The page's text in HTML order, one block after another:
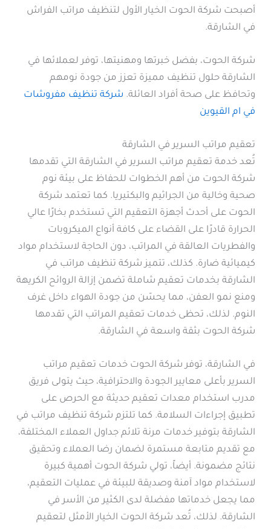
أصبحت شركة الحوت الخيار الأول لتنظيف مراتب الفراش
في الشارقة.
شركة الحوت، بفضل خبرتها ومهنيتها، توفر لعملائها في
الشارقة حلول تنظيف مميزة تعزز من جودة نومهم
وتحافظ على صحة أفراد العائلة. شركة تنظيف مفروشات
في ام القيوين
تعقيم مراتب السرير في الشارقة
تُعد خدمة تعقيم مراتب السرير في الشارقة التي تقدمها
شركة الحوت من أهم الخطوات للحفاظ على بيئة نوم
صحية وخالية من الجراثيم والبكتيريا. كما تعتمد شركة
الحوت على أحدث أجهزة التعقيم التي تستخدم بخارًا عالي
الحرارة قادرًا على القضاء على كافة أنواع الميكروبات
والفطريات العالقة في المراتب، دون الحاجة لاستخدام مواد
كيميائية ضارة. كذلك، تتميز شركة تنظيف مراتب في
الشارقة بخدمات تعقيم شاملة تضمن إزالة الروائح الكريهة
ومنع نمو العفن، مما يحسّن من جودة الهواء داخل غرف
النوم. لذلك، تحظى خدمات تعقيم المراتب التي تقدمها
شركة الحوت بثقة واسعة في الشارقة.
في الشارقة، توفر شركة الحوت خدمات تعقيم مراتب
السرير بأعلى معايير الجودة والاحترافية، حيث يتولى فريق
مدرب استخدام معدات تعقيم حديثة مع الحرص على
تطبيق إجراءات السلامة. كما تلتزم شركة تنظيف مراتب في
الشارقة بتوفير خدمات مرنة تلائم جداول العملاء المختلفة،
مع تقديم متابعة مستمرة لضمان رضا العملاء وتحقيق
نتائج مضمونة. أيضاً، تولي شركة الحوت أهمية كبيرة
لاستخدام مواد آمنة وصديقة للبيئة في عمليات التعقيم،
مما يجعل خدماتها مفضلة لدى الكثير من الأسر في
الشارقة. لذلك، تُعد شركة الحوت الخيار الأمثل لتعقيم